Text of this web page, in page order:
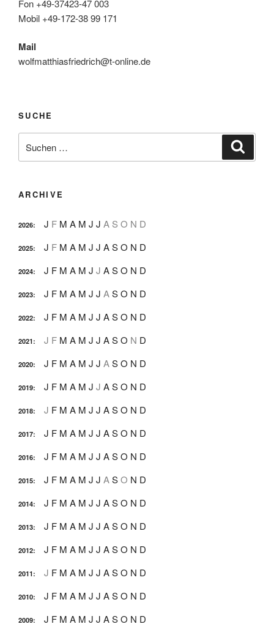
Fon +49-37423-47 003
Mobil +49-172-38 99 171
Mail
wolfmatthiasfriedrich@t-online.de
SUCHE
nach:
ARCHIVE
2026: J F M A M J J A S O N D
2025: J F M A M J J ASO N D
2024: J F M A M J J ASO N D
2023: J F M A M J J ASO N D
2022: J F M A M J J ASO N D
2021: J F M A M J J ASO N D
2020: J F M A M J J ASO N D
2019: J F M A M J J ASO N D
2018: J F M A M J J ASO N D
2017: J F M A M J J ASO N D
2016: J F M A M J J ASO N D
2015: J F M A M J J ASO N D
2014: J F M A M J J ASO N D
2013: J F M A M J J ASO N D
2012: J F M A M J J ASO N D
2011: J F M A M J J ASO N D
2010: J F M A M J J ASO N D
2009: J F M A M J J ASO N D